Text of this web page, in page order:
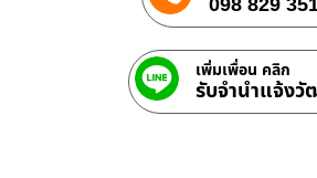
เพิ่มเพื่อน คลิก
รับจํานําแจ้งวั